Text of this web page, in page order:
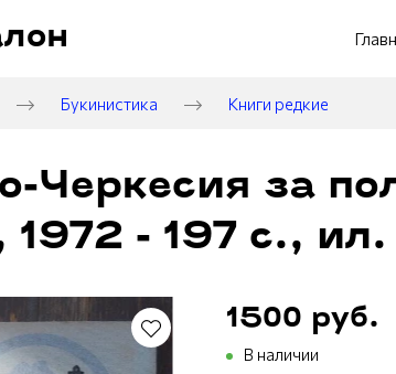
Букинистика Книги редкие
Черкесия за
1972 - 197 с., ил.
1500 руб.
В наличии